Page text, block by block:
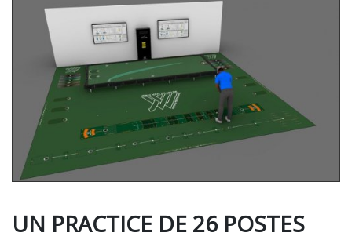
UN PRACTICE DE 26 POSTES